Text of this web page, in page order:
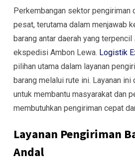
Perkembangan sektor pengiriman
pesat, terutama dalam menjawab
barang antar daerah yang
ekspedisi Ambon Lewa. Logistik
pilihan utama dalam layanan
barang melalui rute ini. Layanan ini
untuk membantu masyarakat dan
membutuhkan pengiriman cepat
Layanan Pengiriman
Andal